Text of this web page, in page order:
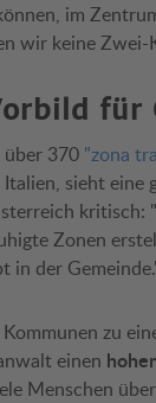
im
wir keine
für
370 "zona
sieht eine
kritisch:
Zonen
in der
zu
einen
Menschen